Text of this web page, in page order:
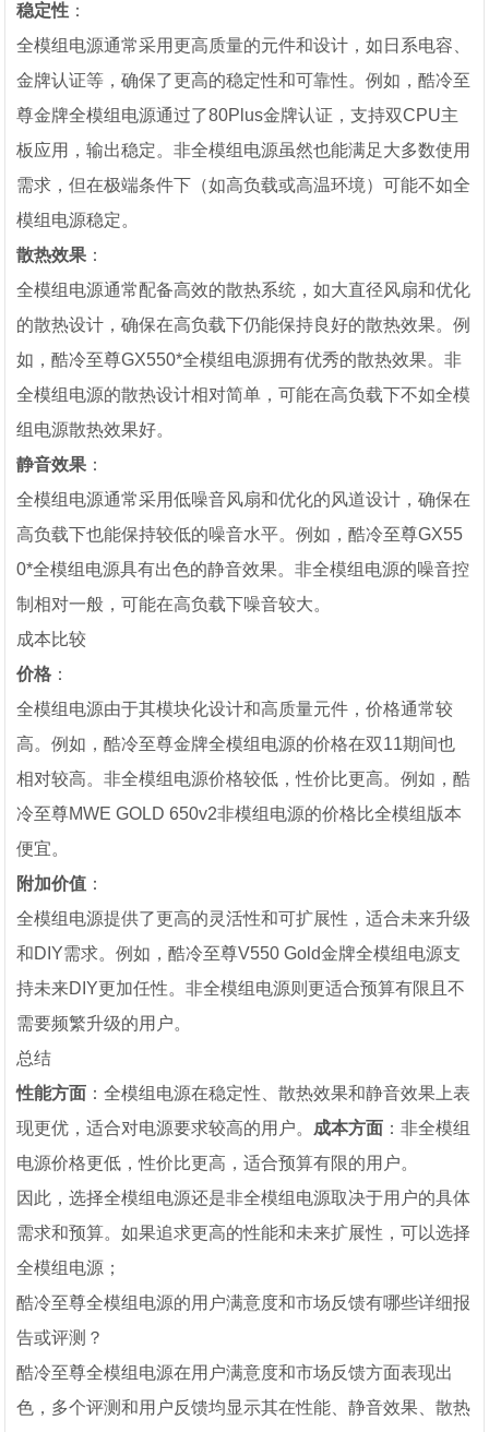
稳定性 ：
全模组电源通常采用更高质量的元件和设计，如日系电容、
金牌认证等，确保了更高的稳定性和可靠性。例如，酷冷至
尊金牌全模组电源通过了80Plus金牌认证，支持双CPU主
板应用，输出稳定。非全模组电源虽然也能满足大多数使用
需求，但在极端条件下（如高负载或高温环境）可能不如全
模组电源稳定。
散热效果 ：
全模组电源通常配备高效的散热系统，如大直径风扇和优化
的散热设计，确保在高负载下仍能保持良好的散热效果。例
如，酷冷至尊GX550*全模组电源拥有优秀的散热效果。非
全模组电源的散热设计相对简单，可能在高负载下不如全模
组电源散热效果好。
静音效果 ：
全模组电源通常采用低噪音风扇和优化的风道设计，确保在
高负载下也能保持较低的噪音水平。例如，酷冷至尊GX55
0*全模组电源具有出色的静音效果。非全模组电源的噪音控
制相对一般，可能在高负载下噪音较大。
成本比较
价格 ：
全模组电源由于其模块化设计和高质量元件，价格通常较
高。例如，酷冷至尊金牌全模组电源的价格在双11期间也
相对较高。非全模组电源价格较低，性价比更高。例如，酷
冷至尊MWE GOLD 650v2非模组电源的价格比全模组版本
便宜。
附加价值 ：
全模组电源提供了更高的灵活性和可扩展性，适合未来升级
和DIY需求。例如，酷冷至尊V550 Gold金牌全模组电源支
持未来DIY更加任性。非全模组电源则更适合预算有限且不
需要频繁升级的用户。
总结
性能方面 ：全模组电源在稳定性、散热效果和静音效果上表
现更优，适合对电源要求较高的用户。 成本方面 ：非全模组
电源价格更低，性价比更高，适合预算有限的用户。
因此，选择全模组电源还是非全模组电源取决于用户的具体
需求和预算。如果追求更高的性能和未来扩展性，可以选择
全模组电源；
酷冷至尊全模组电源的用户满意度和市场反馈有哪些详细报
告或评测？
酷冷至尊全模组电源在用户满意度和市场反馈方面表现出
色，多个评测和用户反馈均显示其在性能、静音效果、散热